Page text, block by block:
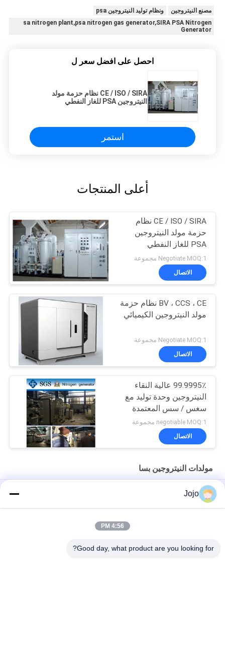
مصنع النيتروجين
ونظام توليد النيتروجين psa
sa nitrogen plant,psa nitrogen gas generator,SIRA PSA Nitrogen
Generator
احصل على افضل سعر ل
CE / ISO / SIRA نظام حزمة مولد
النيتروجين PSA للغاز النفطي
استمر
أعلى المنتجات
CE / ISO / SIRA نظام
حزمة مولد النيتروجين
PSA للغاز النفطي
Negotiate MOQ:1 مجموعة
الاتصال
BV ، CCS ، CE نظام حزمة
مولد النيتروجين الكيميائي
Negotiate MOQ:1 مجموعة
الاتصال
99.9995٪ عالية النقاء
النيتروجين وحدة توليد مع
سغس / سس المعتمدة
negotiable MOQ:1 مجموعة
الاتصال
مولدات النيتروجين بسا
النقاء وتوفير 90% من التكاليف
Jojo
4:56 PM
Good day, what product are you looking for?